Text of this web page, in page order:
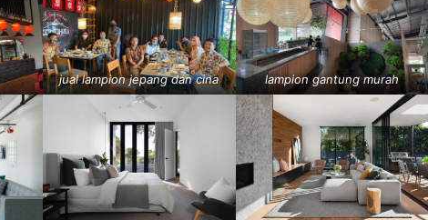
jual lampion jepang dan cina lampion gantung murah